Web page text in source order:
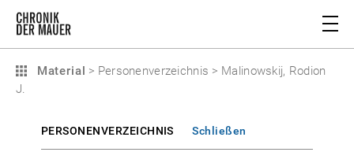
Material > Personenverzeichnis > Malinowskij, Rodion
J.
PERSONENVERZEICHNIS Schließen